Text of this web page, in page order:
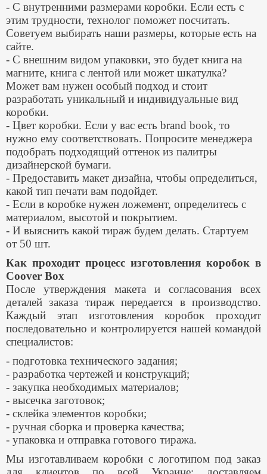
- С внутренними размерами коробки. Если есть с
этим трудности, технолог поможет посчитать.
Советуем выбирать наши размеры, которые есть на
сайте.
- С внешним видом упаковки, это будет книга на
магните, книга с лентой или может шкатулка?
Может вам нужен особый подход и стоит
разработать уникальный и индивидуальные вид
коробки.
- Цвет коробки. Если у вас есть brand book, то
нужно ему соответствовать. Попросите менеджера
подобрать подходящий оттенок из палитры
дизайнерской бумаги.
- Предоставить макет дизайна, чтобы определиться,
какой тип печати вам подойдет.
- Если в коробке нужен ложемент, определитесь с
материалом, высотой и покрытием.
- И выяснить какой тираж будем делать. Стартуем
от 50 шт.
Как проходит процесс изготовления коробок в
Coover Box
После утверждения макета и согласования всех
деталей заказа тираж передается в производство.
Каждый этап изготовления коробок проходит
последовательно и контролируется нашей командой
специалистов:
- подготовка технического задания;
- разработка чертежей и конструкций;
- закупка необходимых материалов;
- высечка заготовок;
- склейка элементов коробки;
- ручная сборка и проверка качества;
- упаковка и отправка готового тиража.
Мы изготавливаем коробки с логотипом под заказ